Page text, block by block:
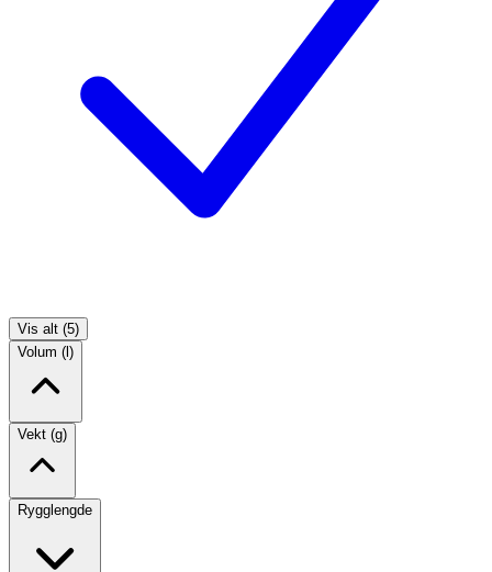
Vis alt (5)
Volum (l)
Vekt (g)
Rygglengde